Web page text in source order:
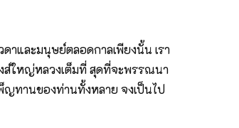
าและมนุษย์ตลอดกาลเพียงนั้น เรา
ส์ใหญ่หลวงเต็มที่ สุดที่จะพรรณนา
ทานของท่านทั้งหลาย จงเป็นไป